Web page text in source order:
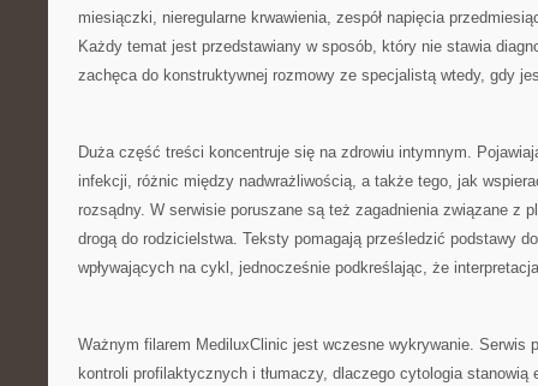
miesiączki, nieregularne krwawienia, zespół napięcia
Każdy temat jest przedstawiany w sposób, który nie stawia
zachęca do konstruktywnej rozmowy ze specjalistą wtedy, gdy
Duża część treści koncentruje się na zdrowiu intymnym.
infekcji, różnic między nadwrażliwością, a także tego, jak
rozsądny. W serwisie poruszane są też zagadnienia związane z
drogą do rodzicielstwa. Teksty pomagają prześledzić podstawy
wpływających na cykl, jednocześnie podkreślając, że
Ważnym filarem MediluxClinic jest wczesne wykrywanie. Serwis
kontroli profilaktycznych i tłumaczy, dlaczego cytologia stanowią